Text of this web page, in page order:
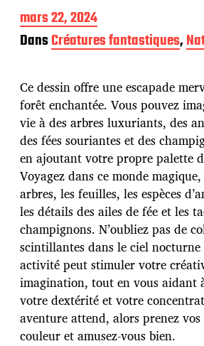
D
a
t
e
p
u
b
l
i
c
a
t
i
o
n
mars 22, 2024
DansCréatures fantastiques,
Ce dessin offre une escapade
forêt enchantée. Vous pouvez
vie à des arbres luxuriants, des
des fées souriantes et des
en ajoutant votre propre palette
Voyagez dans ce monde
arbres, les feuilles, les espèces
les détails des ailes de fée et les
champignons. N’oubliez pas de
scintillantes dans le ciel nocturne
activité peut stimuler votre
imagination, tout en vous aidant
votre dextérité et votre
aventure attend, alors prenez
couleur et amusez-vous bien.